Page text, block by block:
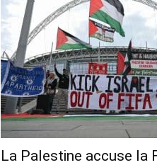
La Palestine accuse la